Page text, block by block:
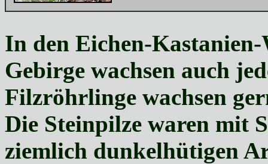
In den Eichen-
Gebirge wachsen auch
Filzröhrlinge wachsen
Die Steinpilze waren mit
ziemlich dunkelhütigen